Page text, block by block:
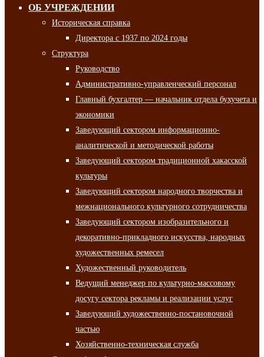
ОБ УЧРЕЖДЕНИИ
Историческая справка
Директора с 1937 по 2024 годы
Структура
Руководство
Административно-управленческий персонал
Главный бухгалтер — начальник отдела бухучета и
экономики
Заведующий сектором информационно-
аналитической и методической работы
Заведующий сектором традиционной хакасской
культуры
Заведующий сектором народного творчества и
межнационального культурного сотрудничества
Заведующий сектором изобразительного и
декоративно-прикладного искусства, народных
художественных ремесел
Художественный руководитель
Ведущий менеджер по культурно-массовому
досугу сектора рекламы и реализации услуг
Заведующий художественно-постановочной
частью
Хозяйственно-техническая служба